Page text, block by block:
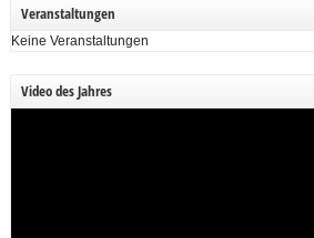
Veranstaltungen
Keine Veranstaltungen
Video des Jahres